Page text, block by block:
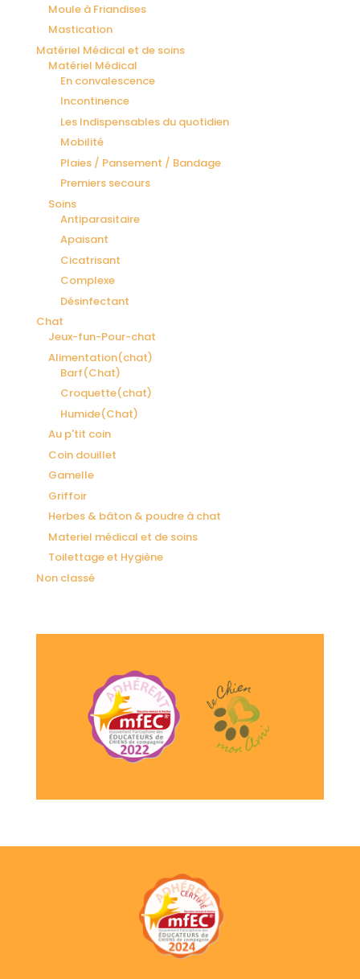
Moule à Friandises
Mastication
Matériel Médical et de soins
Matériel Médical
En convalescence
Incontinence
Les Indispensables du quotidien
Mobilité
Plaies / Pansement / Bandage
Premiers secours
Soins
Antiparasitaire
Apaisant
Cicatrisant
Complexe
Désinfectant
Chat
Jeux-fun-Pour-chat
Alimentation(chat)
Barf(Chat)
Croquette(chat)
Humide(Chat)
Au p'tit coin
Coin douillet
Gamelle
Griffoir
Herbes & bâton & poudre à chat
Materiel médical et de soins
Toilettage et Hygiène
Non classé